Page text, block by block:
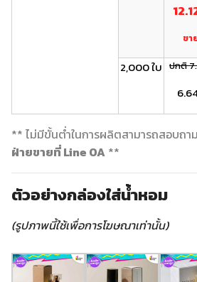
ขา
2,000 ใบ ปกติ
** ไม่มีขั้นต่ำในการผลิตสามารถสอบถา
ฝ่ายขายที่ Line OA **
ตัวอย่างกล่องใส่น้ำหอม
(รูปภาพนี้ใช้เพื่อการโฆษณาเท่านั้น)